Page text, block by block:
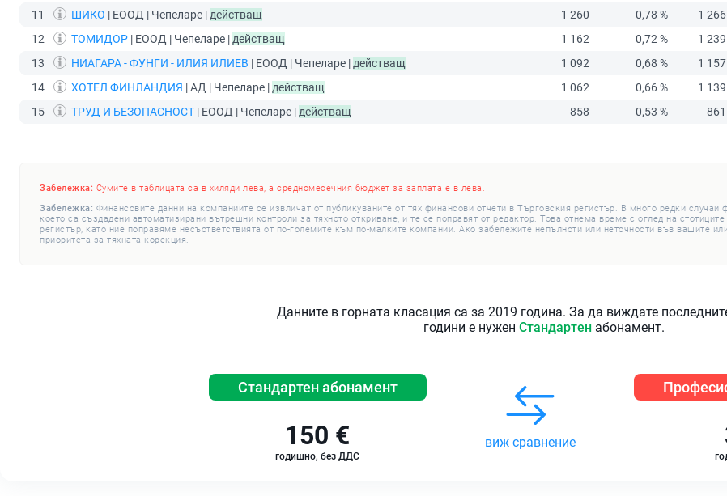
11
ШИКО | ЕООД | Чепеларе | действащ 1 260 0,78 % 1 266
12
ТОМИДОР | ЕООД | Чепеларе | действащ 1 162 0,72 % 1 239
13
НИАГАРА - ФУНГИ - ИЛИЯ ИЛИЕВ | ЕООД | Чепеларе | действащ 1 092 0,68 % 1 157
14
ХОТЕЛ ФИНЛАНДИЯ | АД | Чепеларе | действащ 1 062 0,66 % 1 139
15
ТРУД И БЕЗОПАСНОСТ | ЕООД | Чепеларе | действащ 858 0,53 % 861
Забележка: Сумите в таблицата са в хиляди лева, а средномесечния бюджет за заплата е в лева.
Забележка: Финансовите данни на компаниите се извличат от публикуваните от тях финансови отчети в Търговския регистър. В много редки
което са създадени автоматизирани вътрешни контроли за тяхното откриване, и те се поправят от редактор. Това отнема време с оглед на
регистър, като ние поправяме несъответствията от по-големите към по-малките компании. Ако забележите непълноти или неточности във вашите
приоритета за тяхната корекция.
Данните в горната класация са за 2019 година. За да виждате
години е нужен Стандартен абонамент.
Стандартен абонамент
150 €
годишно, без ДДС
виж сравнение